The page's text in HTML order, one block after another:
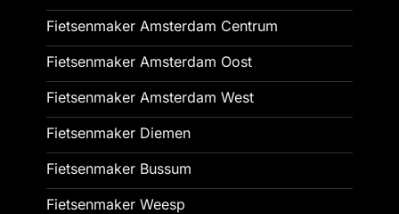
Fietsenmaker Amsterdam Centrum
Fietsenmaker Amsterdam Oost
Fietsenmaker Amsterdam West
Fietsenmaker Diemen
Fietsenmaker Bussum
Fietsenmaker Weesp